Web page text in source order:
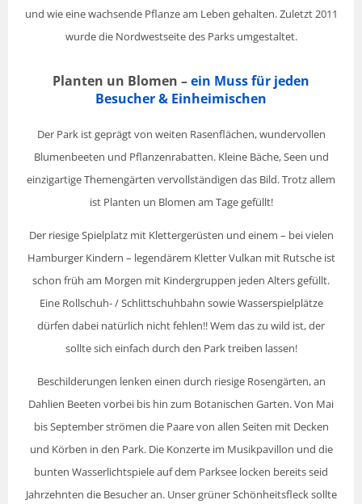
und wie eine wachsende Pflanze am Leben gehalten. Zuletzt 2011
wurde die Nordwestseite des Parks umgestaltet.
Planten un Blomen –ein Muss für jeden
Besucher & Einheimischen
Der Park ist geprägt von weiten Rasenflächen, wundervollen
Blumenbeeten und Pflanzenrabatten. Kleine Bäche, Seen und
einzigartige Themengärten vervollständigen das Bild. Trotz allem
ist Planten un Blomen am Tage gefüllt!
Der riesige Spielplatz mit Klettergerüsten und einem – bei vielen
Hamburger Kindern – legendärem Kletter Vulkan mit Rutsche ist
schon früh am Morgen mit Kindergruppen jeden Alters gefüllt.
Eine Rollschuh- / Schlittschuhbahn sowie Wasserspielplätze
dürfen dabei natürlich nicht fehlen!! Wem das zu wild ist, der
sollte sich einfach durch den Park treiben lassen!
Beschilderungen lenken einen durch riesige Rosengärten, an
Dahlien Beeten vorbei bis hin zum Botanischen Garten. Von Mai
bis September strömen die Paare von allen Seiten mit Decken
und Körben in den Park. Die Konzerte im Musikpavillon und die
bunten Wasserlichtspiele auf dem Parksee locken bereits seid
Jahrzehnten die Besucher an. Unser grüner Schönheitsfleck sollte